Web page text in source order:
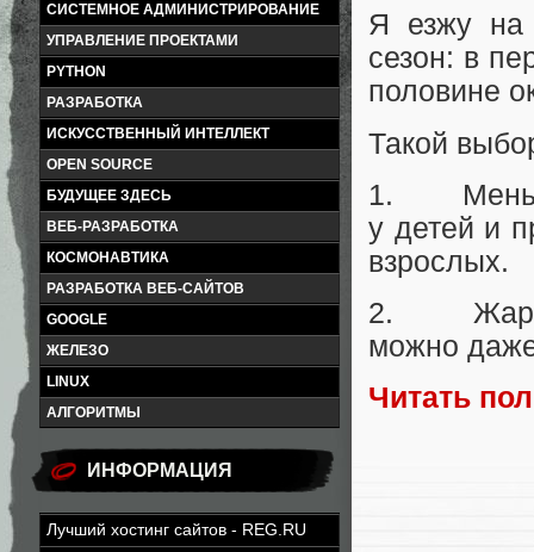
СИСТЕМНОЕ АДМИНИСТРИРОВАНИЕ
УПРАВЛЕНИЕ ПРОЕКТАМИ
PYTHON
РАЗРАБОТКА
ИСКУССТВЕННЫЙ ИНТЕЛЛЕКТ
OPEN SOURCE
БУДУЩЕЕ ЗДЕСЬ
ВЕБ-РАЗРАБОТКА
КОСМОНАВТИКА
РАЗРАБОТКА ВЕБ-САЙТОВ
GOOGLE
ЖЕЛЕЗО
LINUX
АЛГОРИТМЫ
ИНФОРМАЦИЯ
Лучший хостинг сайтов - REG.RU
Я езжу на
сезон: в
половине
Такой
1. Меньше
у детей и
взрослых.
2. Жара
можно
Читать